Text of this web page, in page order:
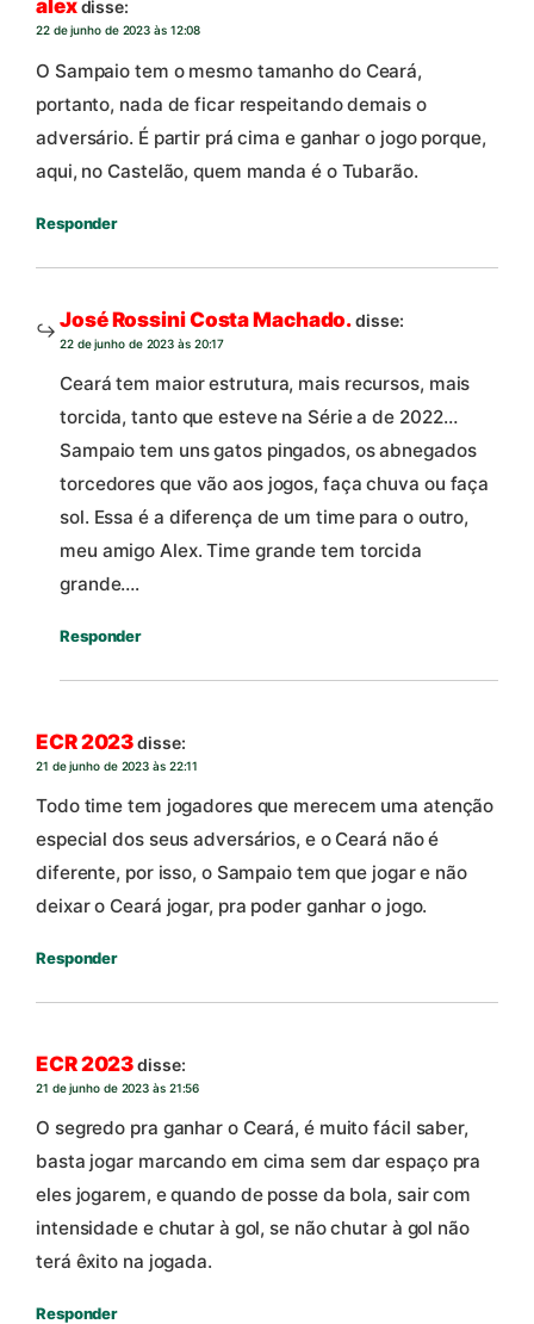
alexdisse:
22 de junho de 2023 às 12:08
O Sampaio tem o mesmo tamanho do Ceará,
portanto, nada de ficar respeitando demais o
adversário. É partir prá cima e ganhar o jogo porque,
aqui, no Castelão, quem manda é o Tubarão.
Responder
José Rossini Costa Machado.disse:
22 de junho de 2023 às 20:17
Ceará tem maior estrutura, mais recursos, mais
torcida, tanto que esteve na Série a de 2022…
Sampaio tem uns gatos pingados, os abnegados
torcedores que vão aos jogos, faça chuva ou faça
sol. Essa é a diferença de um time para o outro,
meu amigo Alex. Time grande tem torcida
grande….
Responder
ECR 2023disse:
21 de junho de 2023 às 22:11
Todo time tem jogadores que merecem uma atenção
especial dos seus adversários, e o Ceará não é
diferente, por isso, o Sampaio tem que jogar e não
deixar o Ceará jogar, pra poder ganhar o jogo.
Responder
ECR 2023disse:
21 de junho de 2023 às 21:56
O segredo pra ganhar o Ceará, é muito fácil saber,
basta jogar marcando em cima sem dar espaço pra
eles jogarem, e quando de posse da bola, sair com
intensidade e chutar à gol, se não chutar à gol não
terá êxito na jogada.
Responder